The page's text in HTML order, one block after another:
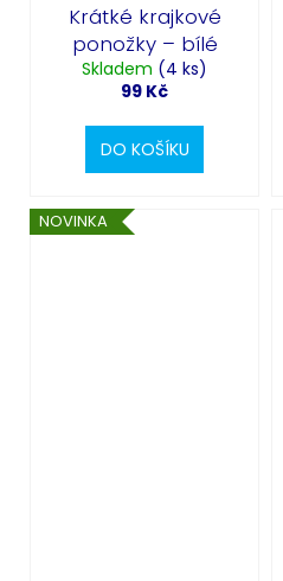
Krátké krajkové
ponožky – bílé
Skladem (4 ks)
99 Kč
DO KOŠÍKU
NOVINKA